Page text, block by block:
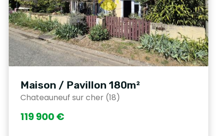
Maison / Pavillon 180m²
Chateauneuf sur cher (18)
119 900 €